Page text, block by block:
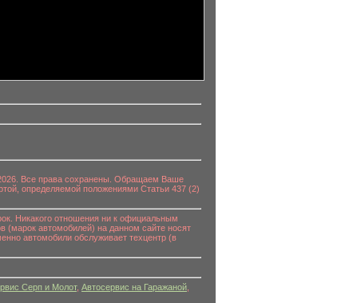
Все права сохранены. Обращаем Ваше
определяемой положениями Статьи 437 (2)
Никакого отношения ни к официальным
(марок автомобилей) на данном сайте носят
автомобили обслуживает техцентр (в
Серп и Молот, Автосервис на Гаражаной